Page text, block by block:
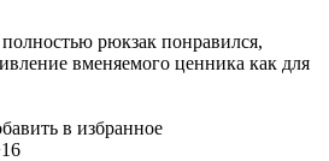
рюкзак понравился,
вменяемого ценника как для
в избранное